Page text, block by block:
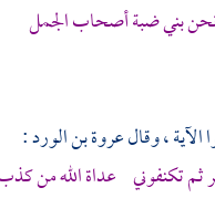
بني ضبة أصحاب الجمل
، وقالعروة بن الورد:
ثم تكنفوني عداة الله من